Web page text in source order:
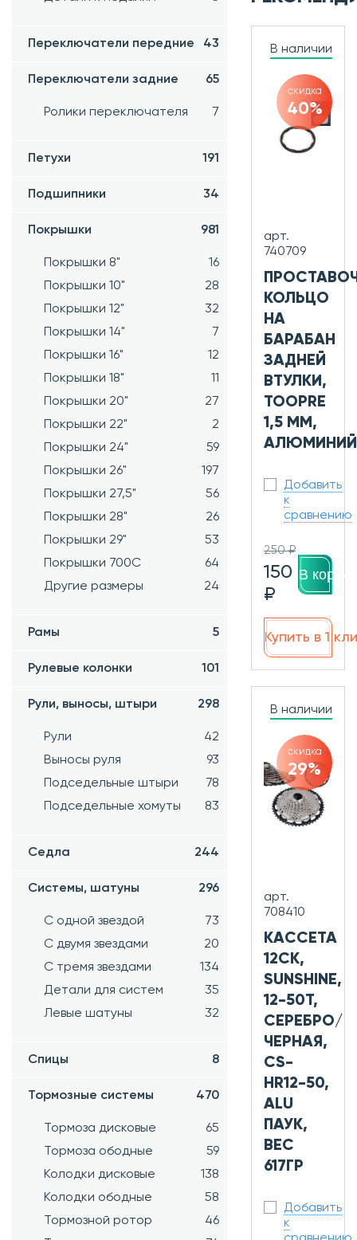
Переключатели передние 43
Переключатели задние 65
Ролики переключателя 7
Петухи 191
Подшипники 34
Покрышки 981
Покрышки 8"
16
Покрышки 10"
28
Покрышки 12"
32
Покрышки 14"
7
Покрышки 16"
12
Покрышки 18"
11
Покрышки 20"
27
Покрышки 22"
2
Покрышки 24"
59
Покрышки 26"
197
Покрышки 27,5"
56
Покрышки 28"
26
Покрышки 29"
53
Покрышки 700C
64
Другие размеры
24
Рамы 5
Рулевые колонки 101
Рули, выносы, штыри 298
Рули
42
Выносы руля
93
Подседельные штыри
78
Подседельные хомуты
83
Седла 244
Системы, шатуны 296
С одной звездой
73
С двумя звездами
20
С тремя звездами
134
Детали для систем
35
Левые шатуны
32
Спицы 8
Тормозные системы 470
Тормоза дисковые
65
Тормоза ободные
59
Колодки дисковые
138
Колодки ободные
58
Тормозной ротор
46
В наличии
скидка
40%
арт.
740709
КОЛЬЦО
НА
БАРАБАН
ЗАДНЕЙ
ВТУЛКИ,
TOOPRE
1,5 ММ,
АЛЮМИНИЙ
Добавить
к
сравнению
250 ₽
150
₽
В
Купить в 1
В наличии
скидка
29%
арт.
708410
КАССЕТА
12СК,
SUNSHINE,
12-50Т,
СЕРЕБРО/
ЧЕРНАЯ,
CS-
HR12-50,
ALU
ПАУК,
ВЕС
617ГР
Добавить
к